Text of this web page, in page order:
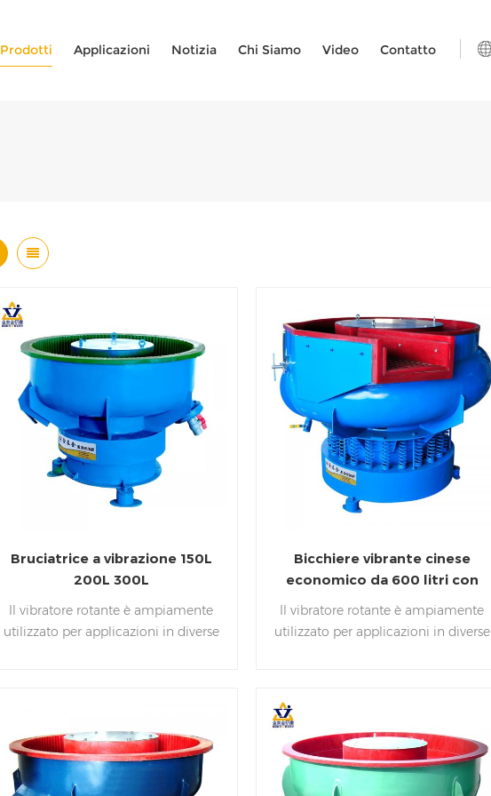
Prodotti Applicazioni Notizia Chi Siamo Video Contatto
Bruciatrice a vibrazione 150L
200L 300L
Il vibratore rotante è ampiamente
utilizzato per applicazioni in diverse
molatura superficiale, la
disincrostazione, la disoleazione, la
pulizia, la raggiatura e la lucidatura
Bicchiere vibrante cinese
economico da 600 litri con
Il vibratore rotante è ampiamente
utilizzato per applicazioni in diverse
essere utilizzato per la sbavatura, la
molatura superficiale, la
disincrostazione, la disoleazione, la
pulizia, la raggiatura e la lucidatura